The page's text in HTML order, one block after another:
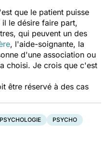
que le patient puisse
le désire faire part,
qui peuvent un des
, l'aide-soignante, la
d'une association ou
choisi. Je crois que c'est
être réservé à des cas
PSYCHOLOGIE
PSYCHO